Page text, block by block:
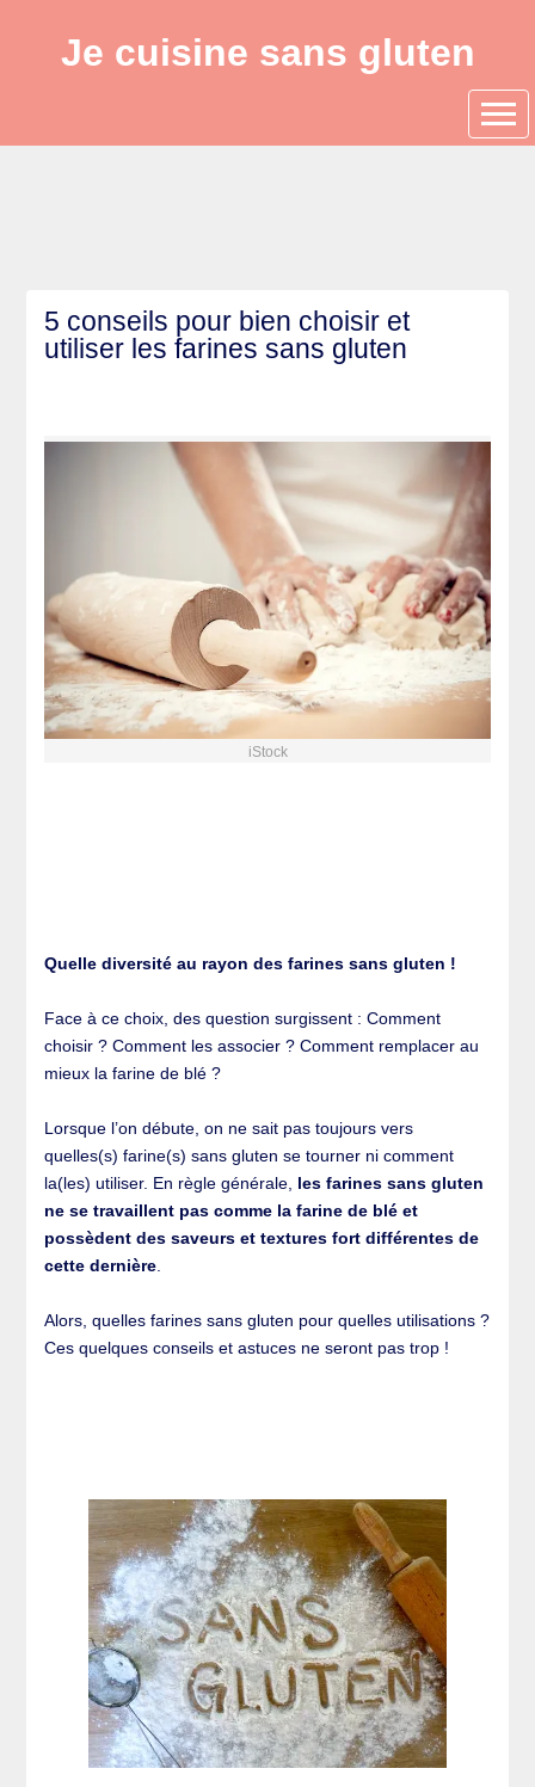
Je cuisine sans gluten
5 conseils pour bien choisir et
utiliser les farines sans gluten
iStock
Quelle diversité au rayon des farines sans gluten !
Face à ce choix, des question surgissent : Comment
choisir ? Comment les associer ? Comment remplacer au
mieux la farine de blé ?
Lorsque l’on débute, on ne sait pas toujours vers
quelles(s) farine(s) sans gluten se tourner ni comment
la(les) utiliser. En règle générale, les farines sans gluten
ne se travaillent pas comme la farine de blé et
possèdent des saveurs et textures fort différentes de
cette dernière
Alors, quelles farines sans gluten pour quelles utilisations ?
Ces quelques conseils et astuces ne seront pas trop !